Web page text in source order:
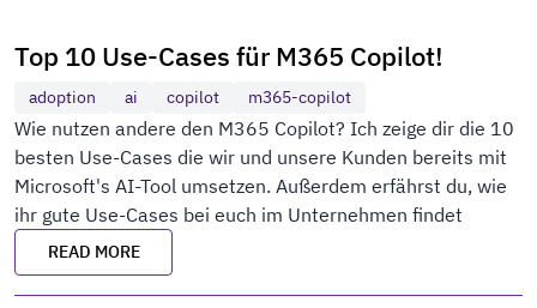
Top 10 Use-Cases für M365 Copilot!
adoption ai copilot m365-copilot
Wie nutzen andere den M365 Copilot? Ich zeige dir die 10
besten Use-Cases die wir und unsere Kunden bereits mit
Microsoft's AI-Tool umsetzen. Außerdem erfährst du, wie
ihr gute Use-Cases bei euch im Unternehmen findet
READ MORE